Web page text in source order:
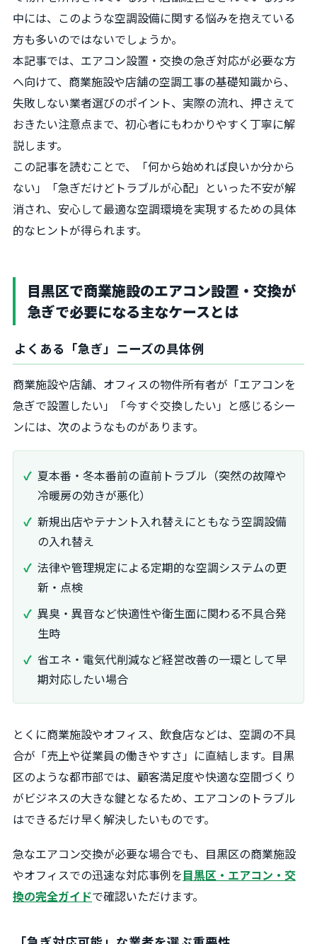
中には、このような空調設備に関する悩みを抱えている
方も多いのではないでしょうか。
本記事では、エアコン設置・交換の急ぎ対応が必要な方
へ向けて、商業施設や店舗の空調工事の基礎知識から、
失敗しない業者選びのポイント、実際の流れ、押さえて
おきたい注意点まで、初心者にもわかりやすく丁寧に解
説します。
この記事を読むことで、「何から始めれば良いか分から
ない」「急ぎだけどトラブルが心配」といった不安が解
消され、安心して最適な空調環境を実現するための具体
的なヒントが得られます。
目黒区で商業施設のエアコン設置・交換が
急ぎで必要になる主なケースとは
よくある「急ぎ」ニーズの具体例
商業施設や店舗、オフィスの物件所有者が「エアコンを
急ぎで設置したい」「今すぐ交換したい」と感じるシー
ンには、次のようなものがあります。
夏本番・冬本番前の直前トラブル（突然の故障や
冷暖房の効きが悪化）
新規出店やテナント入れ替えにともなう空調設備
の入れ替え
法律や管理規定による定期的な空調システムの更
新・点検
異臭・異音など快適性や衛生面に関わる不具合発
生時
省エネ・電気代削減など経営改善の一環として早
期対応したい場合
とくに商業施設やオフィス、飲食店などは、空調の不具
合が「売上や従業員の働きやすさ」に直結します。目黒
区のような都市部では、顧客満足度や快適な空間づくり
がビジネスの大きな鍵となるため、エアコンのトラブル
はできるだけ早く解決したいものです。
急なエアコン交換が必要な場合でも、目黒区の商業施設
やオフィスでの迅速な対応事例を目黒区・エアコン・交
換の完全ガイドで確認いただけます。